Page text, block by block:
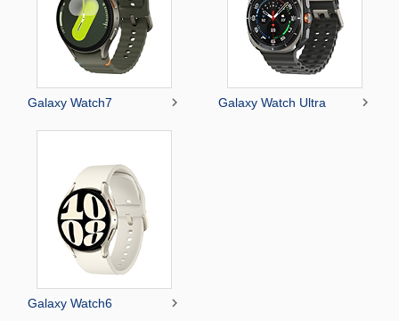
Galaxy Watch7  Galaxy Watch Ultra 
Galaxy Watch6 